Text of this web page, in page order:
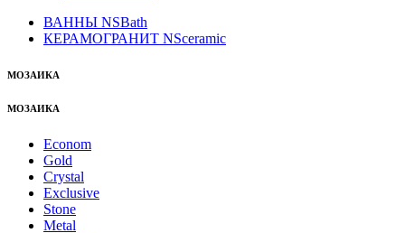
ВАННЫ NSBath
КЕРАМОГРАНИТ NSceramic
МОЗАИКА
МОЗАИКА
Econom
Gold
Crystal
Exclusive
Stone
Metal